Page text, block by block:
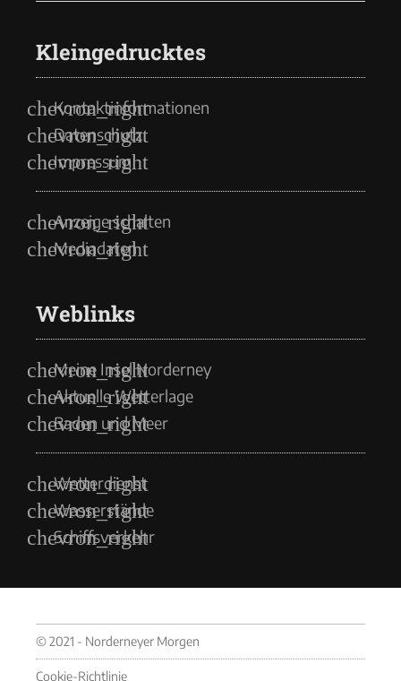
Kleingedrucktes
Kontaktinformationen
Datenschutz
Impressum
Anzeige schalten
Mediadaten
Weblinks
Meine Insel Norderney
Aktuelle Wetterlage
Baden und Meer
Wetterdienst
Wasserstände
Schiffsverkehr
© 2021 - Norderneyer Morgen
Cookie-Richtlinie